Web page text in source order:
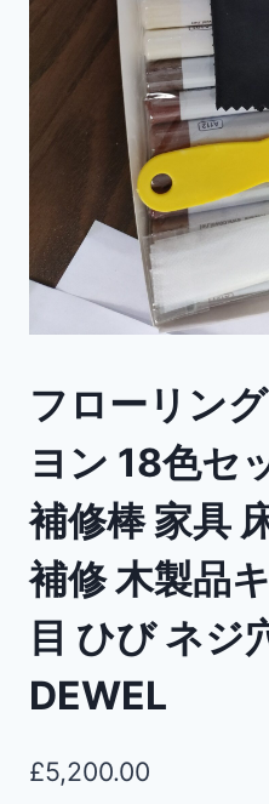
フローリン
ヨン 18色セ
補修棒 家具
補修 木製品
目 ひび ネジ
DEWEL
£5,200.00